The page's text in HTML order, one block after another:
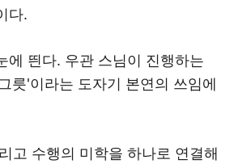
다.
에 띈다. 우관 스님이 진행하는
릇'이라는 도자기 본연의 쓰임에
고 수행의 미학을 하나로 연결해